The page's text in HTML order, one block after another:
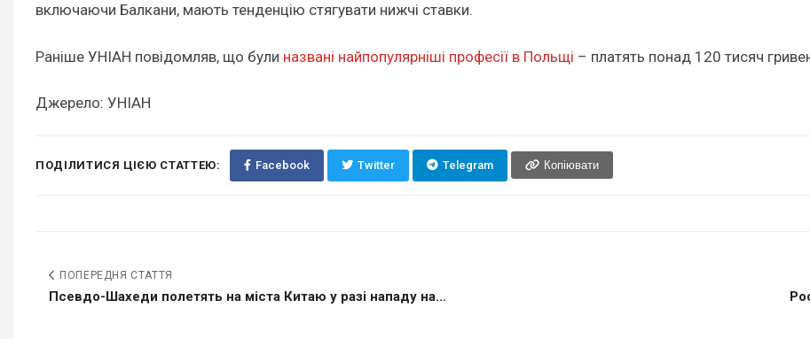
включаючи Балкани, мають тенденцію стягувати нижчі ставки.
Раніше УНІАН повідомляв, що були названі найпопулярніші професії в Польщі – платять понад 120 тисяч
Джерело: УНІАН
ПОДІЛИТИСЯ ЦІЄЮ СТАТТЕЮ: Facebook Twitter Telegram Копіювати
ПОПЕРЕДНЯ СТАТТЯ
Псевдо-Шахеди полетять на міста Китаю у разі нападу на...